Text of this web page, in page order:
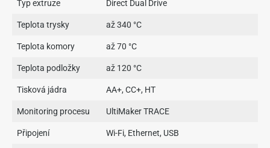
Typ extruze Direct Dual Drive
Teplota trysky až 340 °C
Teplota komory až 70 °C
Teplota podložky až 120 °C
Tisková jádra AA+, CC+, HT
Monitoring procesu UltiMaker TRACE
Připojení Wi-Fi, Ethernet, USB